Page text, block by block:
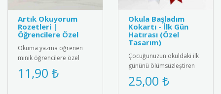
Artık Okuyorum
Rozetleri |
Öğrencilere Özel
Okuma yazma öğrenen
minik öğrencilere özel
olarak tasarlanmış "Artık
Okuyorum" rozetleri ile bu
11,90 ₺
Okula Başladım
Kokartı - İlk Gün
Hatırası (Özel
Tasarım)
Çocuğunuzun okuldaki ilk
gününü ölümsüzleştiren
şık ve özel tasarım "Okula
Başladım" kokartı. Kalite..
25,00 ₺